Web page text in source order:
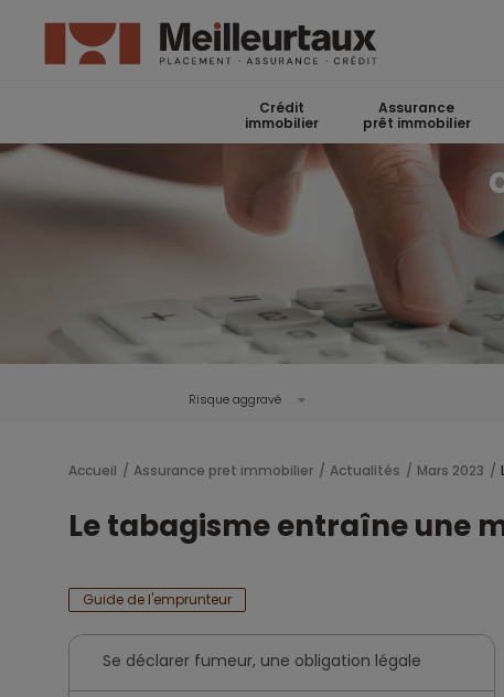
Crédit
immobilier
Assurance
prêt immobilier
Risque aggravé
Accueil Assurance pret immobilier Actualités Mars 2023
Le tabagisme entraîne une
Guide de l'emprunteur
Se déclarer fumeur, une obligation légale